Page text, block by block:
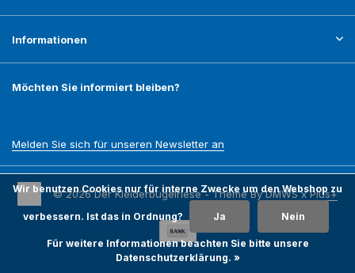
Informationen
Möchten Sie informiert bleiben?
Melden Sie sich für unseren Newsletter an
© 2026 Der Kleiderbügelriese - Theme ByDMWSxPlus+
Wir benutzen Cookies nur für interne Zwecke um den Webshop zu
verbessern. Ist das in Ordnung? Ja Nein
Für weitere Informationen beachten Sie bitte unsere
Datenschutzerklärung. »